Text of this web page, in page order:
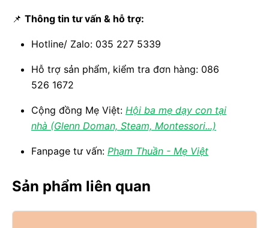
📌 Thông tin tư vấn & hỗ trợ:
Hotline/ Zalo: 035 227 5339
Hỗ trợ sản phẩm, kiểm tra đơn hàng: 086
526 1672
Cộng đồng Mẹ Việt: Hội ba mẹ dạy con tại
nhà (Glenn Doman, Steam, Montessori...)
Fanpage tư vấn: Phạm Thuần - Mẹ Việt
Sản phẩm liên quan